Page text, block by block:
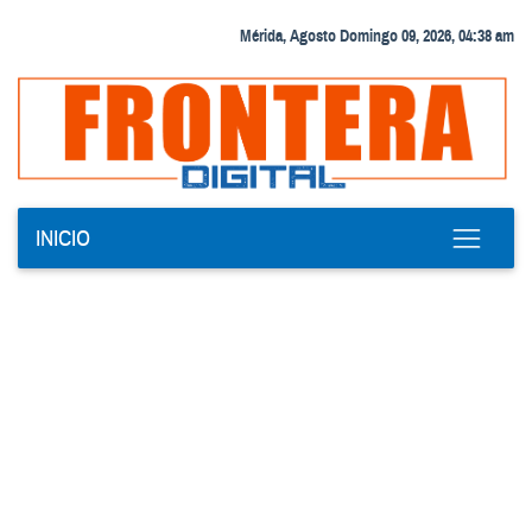
Mérida, Agosto Domingo 09, 2026, 04:38 am
INICIO